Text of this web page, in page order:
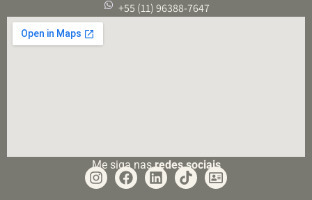
+55 (11) 96388-7647
Me siga nasredes sociais